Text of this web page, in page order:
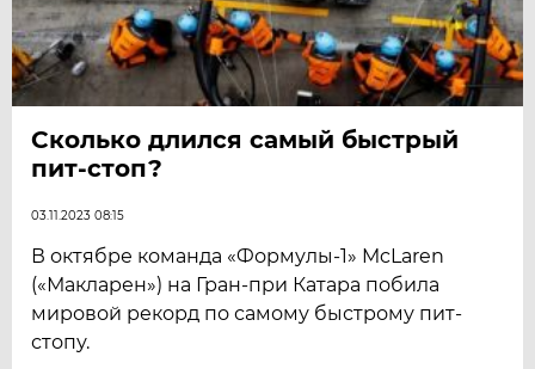
Сколько длился самый быстрый
пит-стоп?
03.11.2023 08:15
В октябре команда «Формулы-1» McLaren
(«Макларен») на Гран-при Катара побила
мировой рекорд по самому быстрому пит-
стопу.